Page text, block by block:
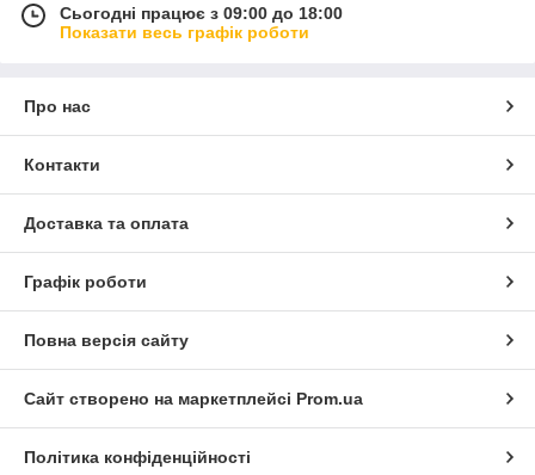
Сьогодні працює з 09:00 до 18:00
Показати весь графік роботи
Про нас
Контакти
Доставка та оплата
Графік роботи
Повна версія сайту
Сайт створено на маркетплейсі Prom.ua
Політика конфіденційності